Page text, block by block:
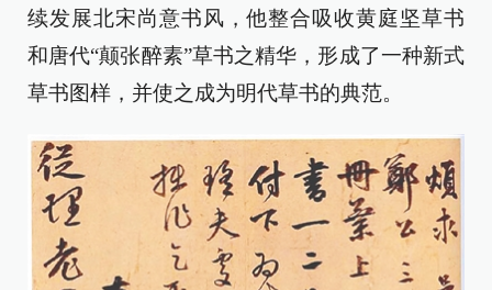
续发展北宋尚意书风，他整合吸收黄庭坚草书
和唐代“颠张醉素”草书之精华，形成了一种新式
草书图样，并使之成为明代草书的典范。